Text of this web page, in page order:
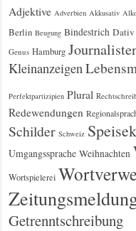
Adjektive Adverbien Akkusativ
Berlin Beugung Bindestrich Dativ
Genus Hamburg
Kleinanzeigen
Perfektpartizipien Plural
Redewendungen
Schilder Schweiz
Umgangssprache Weihnachten
Wortspielerei
Getrenntschreibung